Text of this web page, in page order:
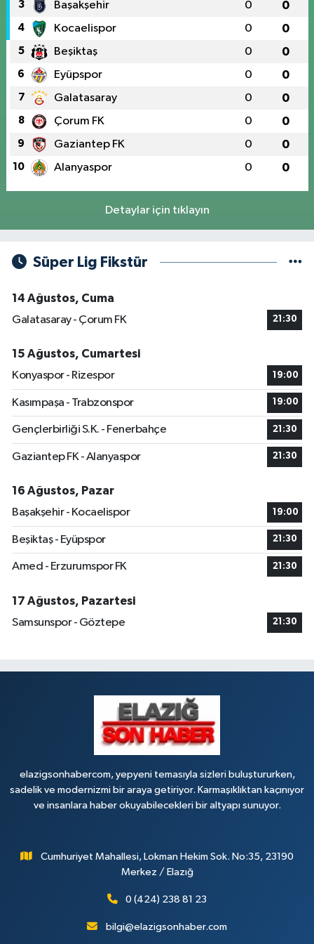
3 Başakşehir 0 0
4 Kocaelispor 0 0
5 Beşiktaş 0 0
6 Eyüpspor 0 0
7 Galatasaray 0 0
8 Çorum FK 0 0
9 Gaziantep FK 0 0
10 Alanyaspor 0 0
Detaylar için tıklayın
Süper Lig Fikstür
14 Ağustos, Cuma
Galatasaray - Çorum FK
21:30
15 Ağustos, Cumartesi
Konyaspor - Rizespor
19:00
Kasımpaşa - Trabzonspor 19:00
Gençlerbirliği S.K. - Fenerbahçe 21:30
Gaziantep FK - Alanyaspor 21:30
16 Ağustos, Pazar
Başakşehir - Kocaelispor
19:00
Beşiktaş - Eyüpspor 21:30
Amed - Erzurumspor FK 21:30
17 Ağustos, Pazartesi
Samsunspor - Göztepe
21:30
elazigsonhabercom, yepyeni temasıyla sizleri buluştururken,
sadelik ve modernizmi bir araya getiriyor. Karmaşıklıktan kaçınıyor
ve insanlara haber okuyabilecekleri bir altyapı sunuyor.
Cumhuriyet Mahallesi, Lokman Hekim Sok. No:35, 23190
Merkez / Elazığ
0 (424) 238 81 23
bilgi@elazigsonhaber.com